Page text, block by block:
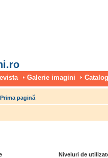
Galerie imagini
Prima pagină
Niveluri de